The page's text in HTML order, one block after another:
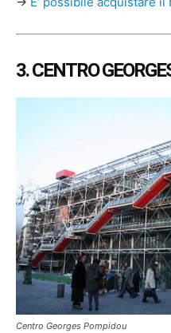
3. CENTRO
Centro Georges Pompidou